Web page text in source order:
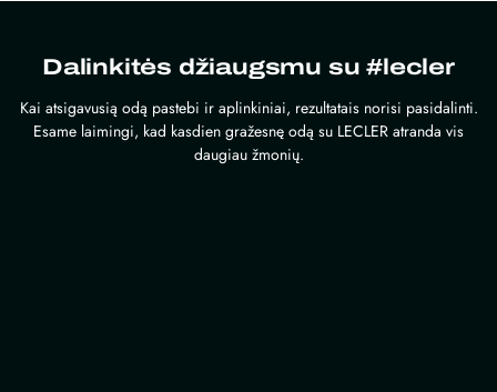
Dalinkitės džiaugsmu su #lecler
Kai atsigavusią odą pastebi ir aplinkiniai, rezultatais norisi pasidalinti.
Esame laimingi, kad kasdien gražesnę odą su LECLER atranda vis
daugiau žmonių.